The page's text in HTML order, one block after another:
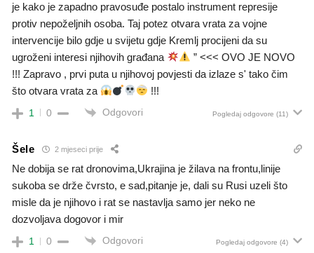
je kako je zapadno pravosuđe postalo instrument represije
protiv nepoželjnih osoba. Taj potez otvara vrata za vojne
intervencije bilo gdje u svijetu gdje Kremlj procijeni da su
ugroženi interesi njihovih građana
” <<< OVO JE NOVO
!!! Zapravo , prvi puta u njihovoj povjesti da izlaze s' tako čim
što otvara vrata za
!!!
1 0 Odgovori Pogledaj odgovore (11)
Šele 2 mjeseci prije
Ne dobija se rat dronovima,Ukrajina je žilava na frontu,linije
sukoba se drže čvrsto, e sad,pitanje je, dali su Rusi uzeli što
misle da je njihovo i rat se nastavlja samo jer neko ne
dozvoljava dogovor i mir
1 0 Odgovori Pogledaj odgovore (4)